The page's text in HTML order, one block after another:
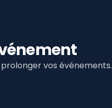
vos événements.